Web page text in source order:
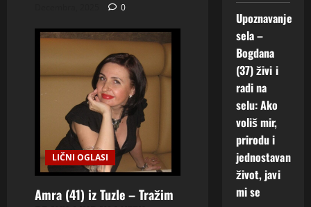
0
LIČNI OGLASI
Amra (41) iz Tuzle – Tražim
Upoznavanje
sela –
Bogdana
(37) živi i
radi na
selu: Ako
voliš mir,
prirodu i
jednostavan
život, javi
mi se